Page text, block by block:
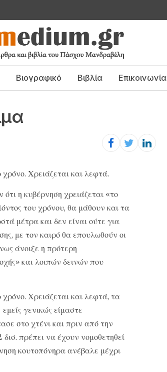
Βιογραφικό Βιβλία Επικοινωνία
Χρειάζεται και λεφτά.
η κυβέρνηση χρειάζεται «το
του χρόνου, θα μάθουν και τα
μέτρα και δεν είναι ούτε για
με τον καιρό θα επουλωθούν οι
άνοιξε η πρότερη
και λοιπών δεινών που
Χρειάζεται και λεφτά, τα
γενικώς είμαστε
στο χτένι και πριν από την
πρέπει να έχουν νομοθετηθεί
κουτοπόνηρα ανέβαλε μέχρι